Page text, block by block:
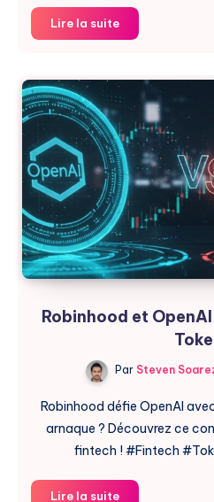
Lire la suiteTechCrunch
Disrupt
:
Lancez
Votre
Startup
Robinhood et
Par Steven
Robinhood défie OpenAI
arnaque ? Découvrez ce
fintech ! #Fintech
Lire la suiteRobinhood